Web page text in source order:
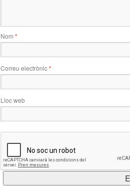
Nom *
Correu electrònic*
Lloc web